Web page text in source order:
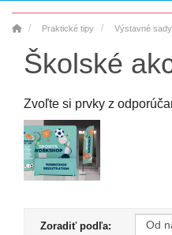
Praktické tipy Výstavné sady
Školské
Zvoľte si prvky z
Zoradiť podľa: